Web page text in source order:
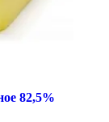
82,5%